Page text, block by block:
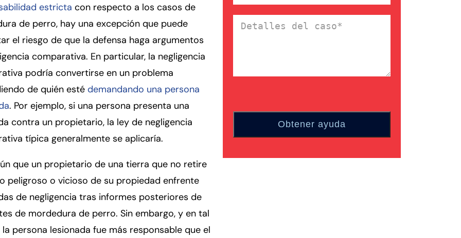
estricta con respecto a los casos de
de perro, hay una excepción que puede
el riesgo de que la defensa haga argumentos
comparativa. En particular, la negligencia
podría convertirse en un problema
de quién esté demandando una persona
. Por ejemplo, si una persona presenta una
contra un propietario, la ley de negligencia
típica generalmente se aplicaría.
que un propietario de una tierra que no retire
peligroso o vicioso de su propiedad enfrente
de negligencia tras informes posteriores de
de mordedura de perro. Sin embargo, y en tal
la persona lesionada fue más responsable que el
Connecticut
de
teléfono(Required)
Detalles
Closed
Closed